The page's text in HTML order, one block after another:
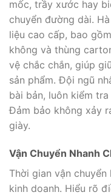
mốc, trầy xước hay
chuyển đường dài.
liệu cao cấp, bao
không và thùng
vệ chắc chắn, giúp
sản phẩm. Đội ngũ
bài bản, luôn kiểm
Đảm bảo không xảy
giày.
Vận Chuyển Nhanh
Thời gian vận
kinh doanh. Hiểu rõ